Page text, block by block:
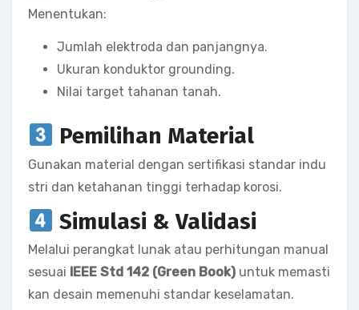
Menentukan:
Jumlah elektroda dan panjangnya.
Ukuran konduktor grounding.
Nilai target tahanan tanah.
Pemilihan Material
Gunakan material dengan sertifikasi standar indu
stri dan ketahanan tinggi terhadap korosi.
Simulasi & Validasi
Melalui perangkat lunak atau perhitungan manual
sesuai
IEEE Std 142 (Green Book) untuk memasti
kan desain memenuhi standar keselamatan.